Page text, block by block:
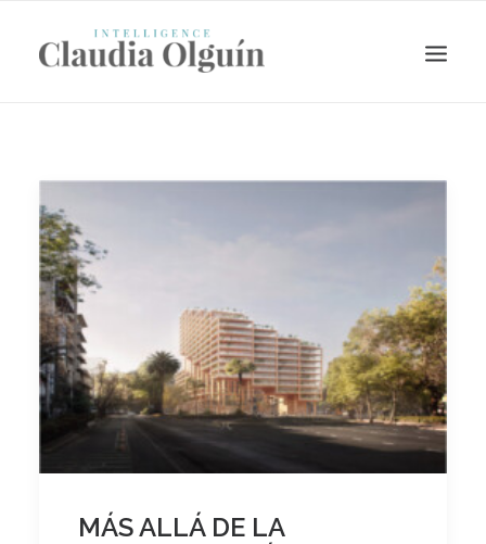
Search
MÁS ALLÁ DE LA